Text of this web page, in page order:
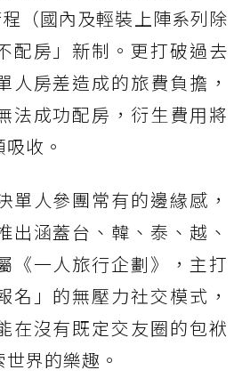
（國內及輕裝上陣系列除
配房」新制。更打破過去
人房差造成的旅費負擔，
法成功配房，衍生費用將
收。
單人參團常有的邊緣感，
出涵蓋台、韓、泰、越、
《一人旅行企劃》，主打
名」的無壓力社交模式，
在沒有既定交友圈的包袱
界的樂趣。